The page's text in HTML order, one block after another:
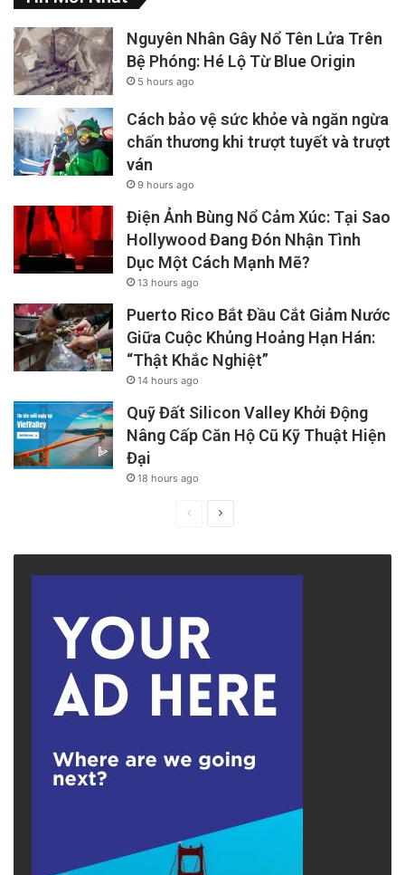
Nguyên Nhân Gây Nổ Tên Lửa Trên
Bệ Phóng: Hé Lộ Từ Blue Origin
5 hours ago
Cách bảo vệ sức khỏe và ngăn ngừa
chấn thương khi trượt tuyết và trượt
ván
9 hours ago
Điện Ảnh Bùng Nổ Cảm Xúc: Tại Sao
Hollywood Đang Đón Nhận Tình
Dục Một Cách Mạnh Mẽ?
13 hours ago
Puerto Rico Bắt Đầu Cắt Giảm Nước
Giữa Cuộc Khủng Hoảng Hạn Hán:
“Thật Khắc Nghiệt”
14 hours ago
Quỹ Đất Silicon Valley Khởi Động
Nâng Cấp Căn Hộ Cũ Kỹ Thuật Hiện
Đại
18 hours ago
PreviousNext